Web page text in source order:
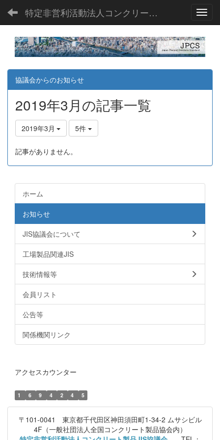
特定非営利活動法人コンクリート製品JIS協議会
協議会からのお知らせ
2019年3月の記事一覧
2019年3月 5件
記事がありません。
ホーム
お知らせ
JIS協議会について
工場製品関連JIS
技術情報等
会員リスト
公告等
関係機関リンク
アクセスカウンター
1 6 9 4 2 4 5
〒101-0041 東京都千代田区神田須田町1-34-2 ムサシビル
4F（一般社団法人全国コンクリート製品協会内）